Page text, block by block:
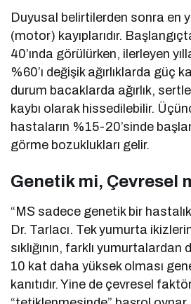
Duyusal belirtilerden sonra en
(motor) kayıplarıdır.
40’ında görülürken, ilerleyen
%60’ı değişik ağırlıklarda güç
durum bacaklarda ağırlık,
kaybı olarak hissedilebilir.
hastaların %15-20’sinde
görme bozuklukları gelir.
Genetik mi, Çevresel
“MS sadece genetik bir
Dr. Tarlacı. Tek yumurta
sıklığının, farklı
10 kat daha yüksek olması
kanıtıdır. Yine de çevresel